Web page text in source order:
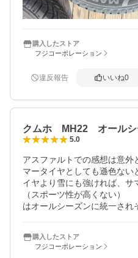
購入したストア
フジコーポレーション
違反報告 いいね0
クムホ MH22 オール
5.0
アスファルトでの感想は意
マータイヤとしても遜色ない
イヤより雪にも強ければ、サ
（スポーツ性が高くない）
はオールシーズンに統一され
購入したストア
フジコーポレーション